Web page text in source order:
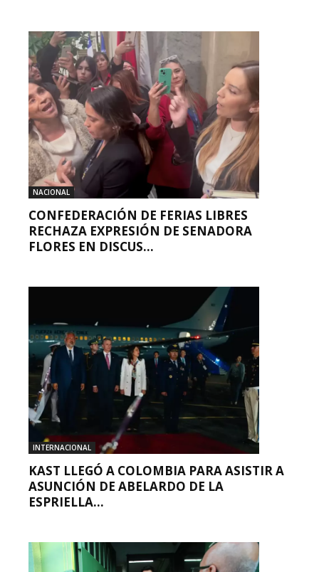
NACIONAL
CONFEDERACIÓN DE FERIAS LIBRES
RECHAZA EXPRESIÓN DE SENADORA
FLORES EN DISCUS...
INTERNACIONAL
KAST LLEGÓ A COLOMBIA PARA ASISTIR A
ASUNCIÓN DE ABELARDO DE LA
ESPRIELLA...